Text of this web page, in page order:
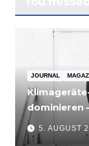
JOURNAL
dominieren
5. AUGUST